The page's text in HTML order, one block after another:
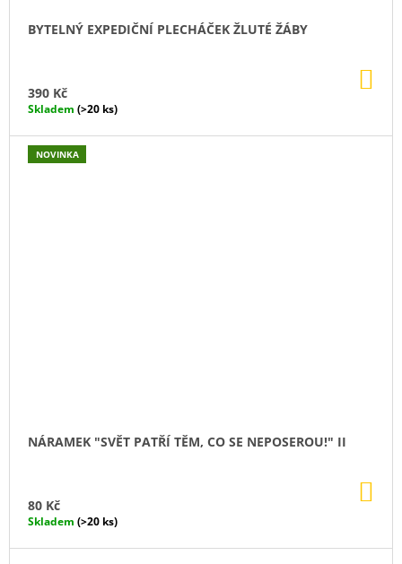
BYTELNÝ EXPEDIČNÍ PLECHÁČEK ŽLUTÉ ŽÁBY
390 Kč
Skladem (>20 ks)
NOVINKA
NÁRAMEK "SVĚT PATŘÍ TĚM, CO SE NEPOSEROU!" II
80 Kč
Skladem (>20 ks)